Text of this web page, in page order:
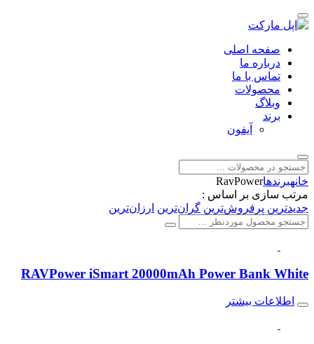
صفحه اصلی
درباره ما
تماس با ما
محصولات
وبلاگ
برند
آیفون
خانهبرندهاRavPower
مرتب سازی بر اساس :
جدیدترین پرفروش‌ترین گران‌ترین ارزان‌ترین
RAVPower iSmart 20000mAh Power Bank White
اطلاعات بیشتر